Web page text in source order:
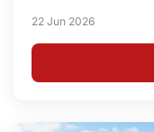
22 Jun 2026